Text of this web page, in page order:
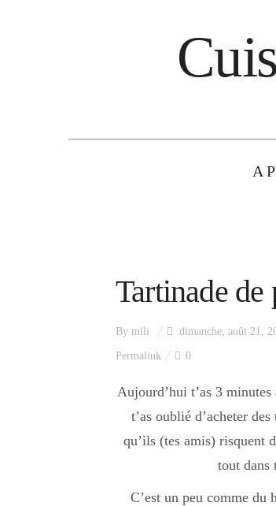
A
Tartinade de
By mili dimanche, août 21,
Permalink 0
Aujourd’hui t’as 3
t’as oublié d’acheter
qu’ils (tes amis) risquent
tout dans
C’est un peu comme